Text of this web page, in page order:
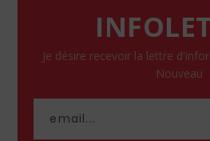
Je désire recevoir la lettre
Nouveau